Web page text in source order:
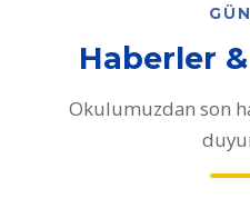
Haberler
Okulumuzdan son